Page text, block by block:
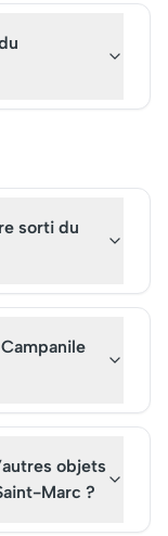
sorti du
objets
Marc ?